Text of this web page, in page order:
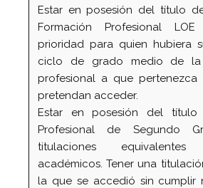
Estar en posesión del título
Formación Profesional
prioridad para quien hubiera
ciclo de grado medio de la
profesional a que
pretendan acceder.
Estar en posesión del título
Profesional de Segundo
titulaciones
académicos. Tener una
la que se accedió sin cumplir